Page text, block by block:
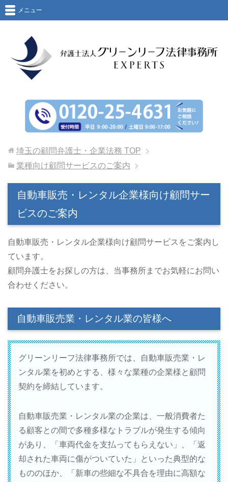
メニュー
埼玉の顧問弁護士・企業法務 TOP
業種向け顧問サービスのご案内
自動車販売・レンタル企業様向け顧問サー
ビスのご案内
自動車販売・レンタル企業様向け顧問サービスをご案内し
ています。
顧問弁護士をお探しの方は、当事務所までお気軽にお問い
合わせください。
自動車販売業・レンタル業の皆様へ
グリーンリーフ法律事務所では、自動車販売業・レ
ンタル業を初めとする、様々な業種の企業様と顧問
契約を締結しています。
自動車販売業・レンタル業の企業は、一般消費者た
る顧客との間で多種多様なトラブルが発生する傾向
があり、「車両代金を支払ってもらえない」、「返
却された車両に傷がついていた」といった典型的な
もののほか、「新車の些細な不具合を理由に高額な